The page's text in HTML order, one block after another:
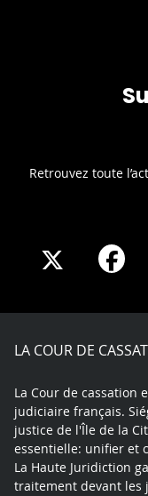
Retrouvez toute
Share
X
LA COUR DE
La Cour de cassation
judiciaire français.
justice de l'Île de la
essentielle: unifier et
La Haute Juridiction
traitement devant les